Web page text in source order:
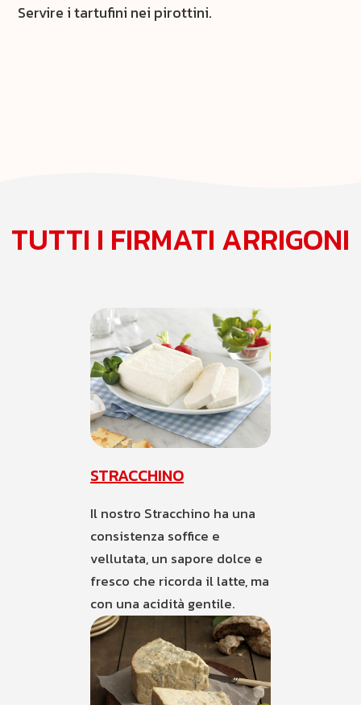
Servire i tartufini nei pirottini.
TUTTI I FIRMATI ARRIGONI
STRACCHINO
Il nostro Stracchino ha una
consistenza soffice e
vellutata, un sapore dolce e
fresco che ricorda il latte, ma
con una acidità gentile.